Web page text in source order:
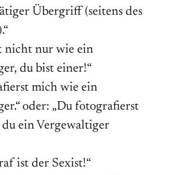
Übergriff (seitens des
nicht nur wie ein
du bist einer!“
mich wie ein
oder: „Du fotografierst
du ein Vergewaltiger
ist der Sexist!“